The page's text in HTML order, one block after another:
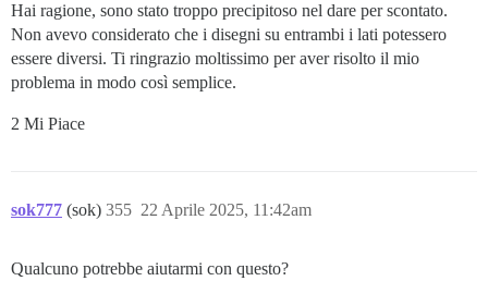
Hai ragione, sono stato troppo precipitoso nel dare per scontato.
Non avevo considerato che i disegni su entrambi i lati potessero
essere diversi. Ti ringrazio moltissimo per aver risolto il mio
problema in modo così semplice.
2 Mi Piace
sok777 (sok) 22 Aprile 2025, 11:42am
355
Qualcuno potrebbe aiutarmi con questo?